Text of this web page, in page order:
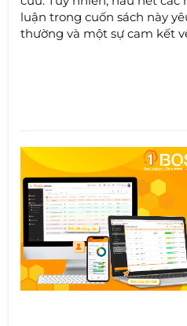
luận trong cuốn sách này
thường và một sự cam kết